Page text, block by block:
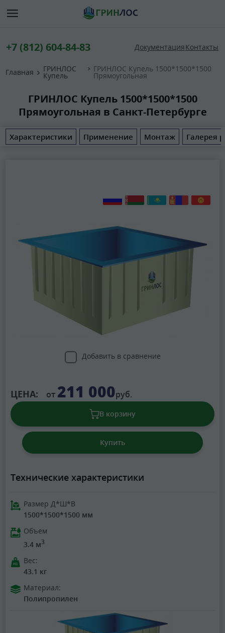
+7 (812) 604-84-83 ДокументацияКонтакты
Главная ГРИНЛОС
Купель
ГРИНЛОС Купель 1500*1500*1500
Прямоугольная
ГРИНЛОС Купель 1500*1500*1500
Прямоугольная в Санкт-Петербурге
Характеристики Применение Монтаж Галерея
Добавить в сравнение
ЦЕНА: от 211 000руб.
В корзину
Купить
Технические характеристики
Размер Д*Ш*В
1500*1500*1500 мм
Объем
3.4 м3
Вес:
43.1 кг
Материал:
Полипропилен